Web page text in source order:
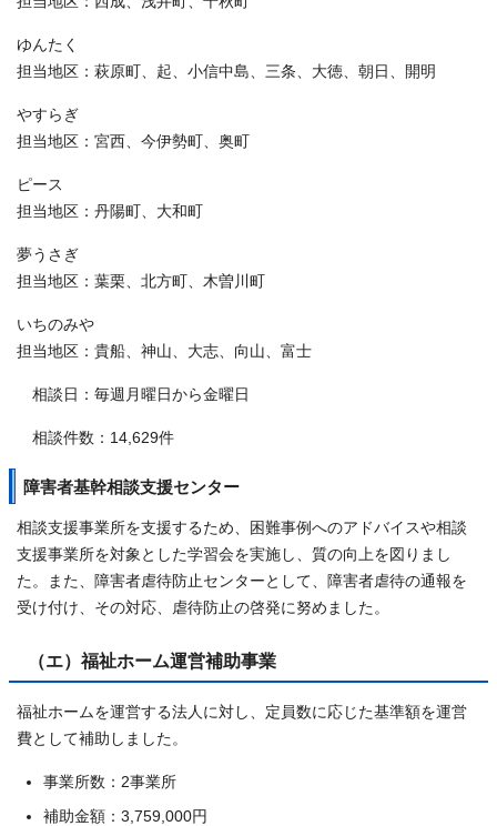
ゆんたく
担当地区：萩原町、起、小信中島、三条、大徳、朝日、開明
やすらぎ
担当地区：宮西、今伊勢町、奥町
ピース
担当地区：丹陽町、大和町
夢うさぎ
担当地区：葉栗、北方町、木曽川町
いちのみや
担当地区：貴船、神山、大志、向山、富士
相談日：毎週月曜日から金曜日
相談件数：14,629件
障害者基幹相談支援センター
相談支援事業所を支援するため、困難事例へのアドバイスや相談
支援事業所を対象とした学習会を実施し、質の向上を図りまし
た。また、障害者虐待防止センターとして、障害者虐待の通報を
受け付け、その対応、虐待防止の啓発に努めました。
（エ）福祉ホーム運営補助事業
福祉ホームを運営する法人に対し、定員数に応じた基準額を運営
費として補助しました。
事業所数：2事業所
補助金額：3,759,000円